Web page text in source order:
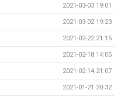
2021-03-03 19:01
2021-03-02 19:23
2021-02-22 21:15
2021-02-18 14:05
2021-02-14 21:07
2021-01-21 20:32